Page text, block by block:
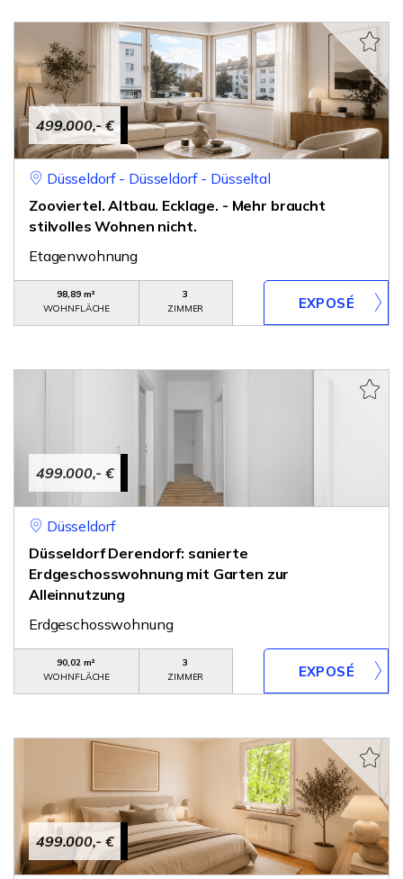
499.000,- €
Düsseldorf - Düsseldorf - Düsseltal
Zooviertel. Altbau. Ecklage. - Mehr braucht
stilvolles Wohnen nicht.
Etagenwohnung
98,89 m²
WOHNFLÄCHE
3
ZIMMER
499.000,- €
Düsseldorf
Düsseldorf Derendorf: sanierte
Erdgeschosswohnung mit Garten zur
Alleinnutzung
Erdgeschosswohnung
90,02 m²
WOHNFLÄCHE
3
ZIMMER
499.000,- €